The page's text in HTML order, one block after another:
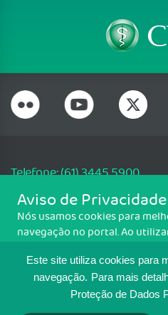
Este site utiliza cookies para
navegação. Para mais
Proteção de Dados
Telefone: (61) 3445 5900
Email:
SGAS 616, Conjunto D, Lote 115, L2
CNPJ: 33.583.550/0001-30
MAPA DO SITE
Aviso de Privacidade
Nós usamos cookies para
navegação no portal. Ao
Para ter mais informações
Política de cookies. Se você